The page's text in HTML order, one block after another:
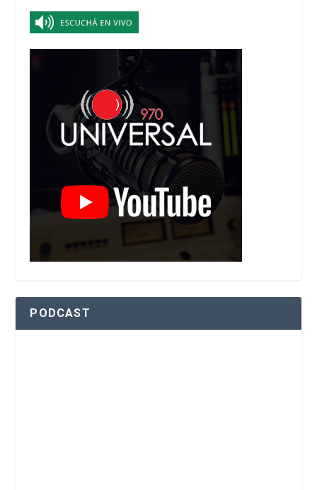
PODCAST